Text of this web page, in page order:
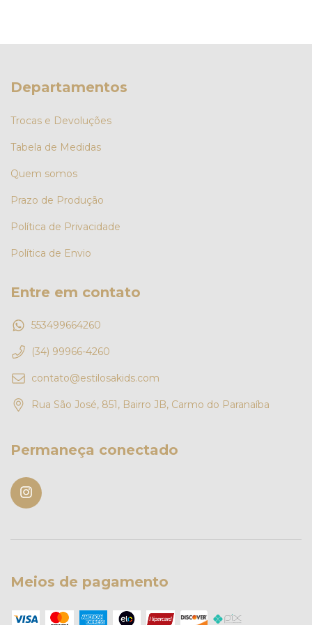
Departamentos
Trocas e Devoluções
Tabela de Medidas
Quem somos
Prazo de Produção
Política de Privacidade
Política de Envio
Entre em contato
553499664260
(34) 99966-4260
contato@estilosakids.com
Rua São José, 851, Bairro JB, Carmo do Paranaíba
Permaneça conectado
Meios de pagamento